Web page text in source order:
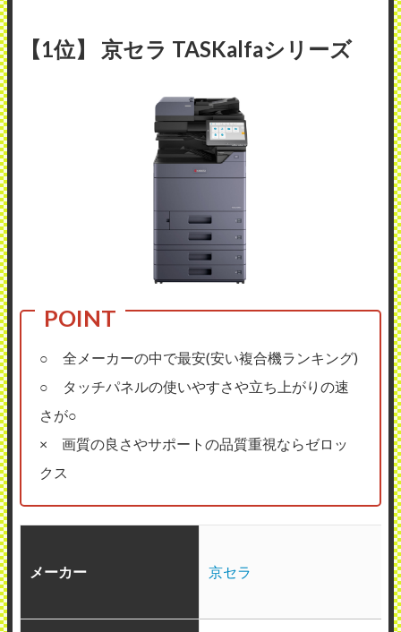
【1位】 京セラ TASKalfaシリーズ
○ 全メーカーの中で最安(安い複合機ランキング)
○ タッチパネルの使いやすさや立ち上がりの速
さが○
× 画質の良さやサポートの品質重視ならゼロッ
クス
メーカー 京セラ